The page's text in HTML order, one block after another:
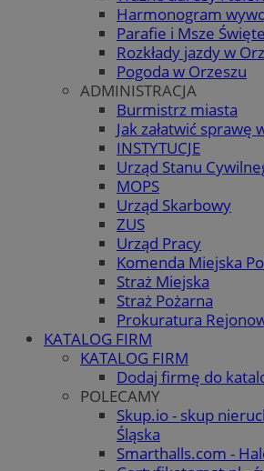
Harmonogram
Parafie i Msze
Rozkłady jazdy w
Pogoda w Orzeszu
ADMINISTRACJA
Burmistrz miasta
Jak załatwić sprawę
INSTYTUCJE
Urząd Stanu
MOPS
Urząd Skarbowy
ZUS
Urząd Pracy
Komenda Miejska
Straż Miejska
Straż Pożarna
Prokuratura
KATALOG FIRM
KATALOG FIRM
Dodaj firmę do
POLECAMY
Skup.io - skup
Śląska
Smarthalls.com -